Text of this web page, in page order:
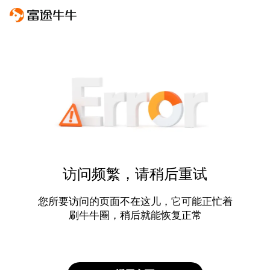
访问频繁，请稍后重试
您所要访问的页面不在这儿，它可能正忙着
刷牛牛圈，稍后就能恢复正常